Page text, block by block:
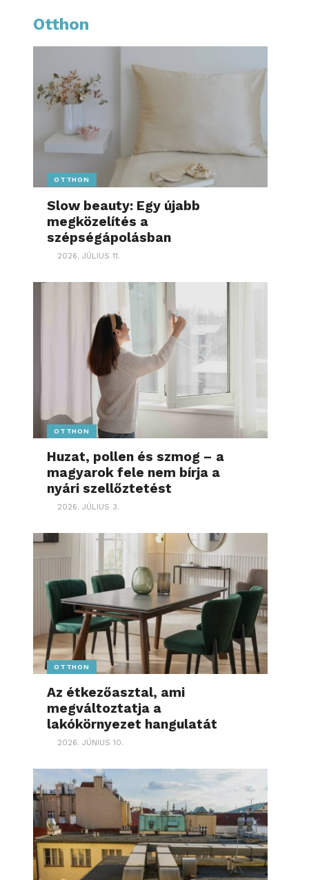
Otthon
OTTHON
Slow beauty: Egy újabb
megközelítés a
szépségápolásban
2026. JÚLIUS 11.
OTTHON
Huzat, pollen és szmog – a
magyarok fele nem bírja a
nyári szellőztetést
2026. JÚLIUS 3.
OTTHON
Az étkezőasztal, ami
megváltoztatja a
lakókörnyezet hangulatát
2026. JÚNIUS 10.